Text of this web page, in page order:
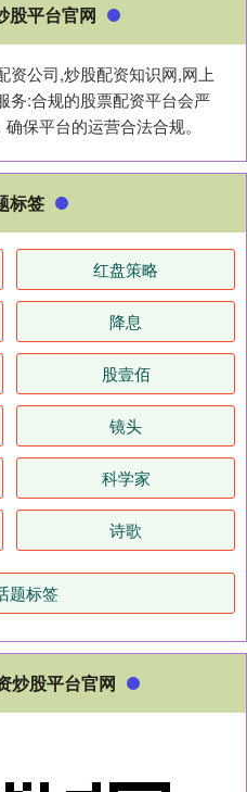
股平台官网
资公司,炒股配资知识网,网上
务:合规的股票配资平台会严
保平台的运营合法合规。
标签
红盘策略
降息
股壹佰
镜头
科学家
诗歌
题标签
炒股平台官网